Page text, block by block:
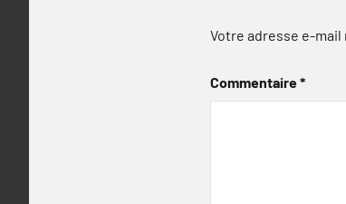
Votre adresse e-mail
Commentaire*